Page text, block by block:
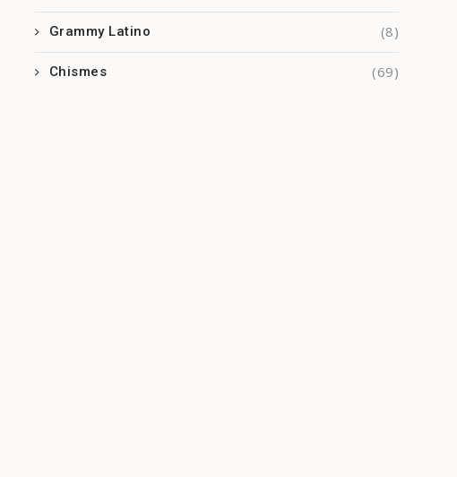
Grammy Latino (8)
Chismes (69)